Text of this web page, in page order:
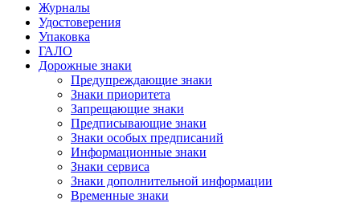
Журналы
Удостоверения
Упаковка
ГАЛО
Дорожные знаки
Предупреждающие знаки
Знаки приоритета
Запрещающие знаки
Предписывающие знаки
Знаки особых предписаний
Информационные знаки
Знаки сервиса
Знаки дополнительной информации
Временные знаки